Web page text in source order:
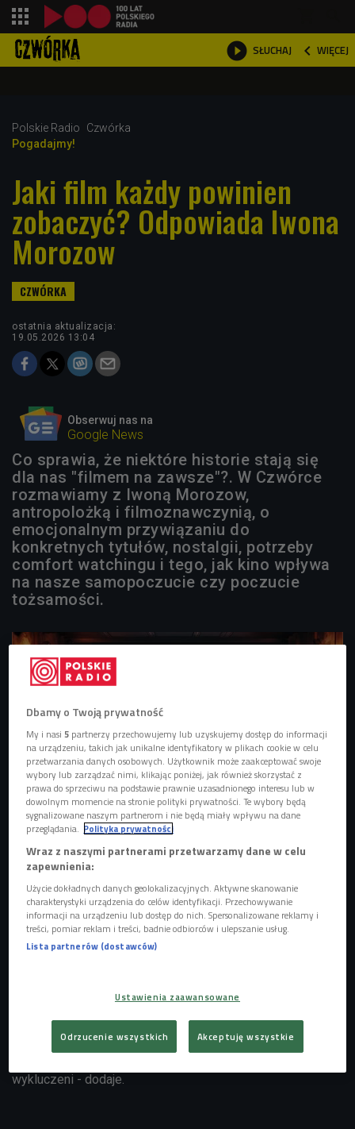
 SŁUCHAJ  WIĘCEJ

Polskie Radio
Czwórka
Pogadajmy!
Jaki film każdy powinien
zobaczyć? Odpowiada Iwona
Morozow
ostatnia aktualizacja:
19.05.2026 13:04
Obserwuj nas na
Google News
Co sprawia, że niektóre historie stają się
dla nas "filmem na zawsze"?. W Czwórce
rozmawiamy z Iwoną Morozow,
antropolożką i filmoznawczynią, o
emocjonalnym przywiązaniu do
konkretnych tytułów, nostalgii, potrzeby
comfort watchingu i tego, jak kino wpływa
na nasze samopoczucie czy poczucie
tożsamości.
Zdjęcie ilustracyjne Foto: Shutterstock
- Są takie filmy, które obejrzeć muszę, bo jest to pewnego
rodzaju kanon i wypada je znać. Jest też pewien przymus
społeczny i wydaje mi się, że to jest też ważne. Ja do dziś
nie obejrzałam ani nie przeczytałam Harry'ego Pottera. Jest
to absolutnie fenomen popkulturowy i w ogóle nie
popkulturze, ale też funkcjonować społecznie - mówi w
Czwórce Iwona Morozow. - Popkultura jest pewnego
rodzaju kodem komunikacyjnym, którego używamy na co
wykluczeni - dodaje.
Dbamy o Twoją prywatność
My i nasi5 partnerzy przechowujemy lub uzyskujemy dostęp do informacji
na urządzeniu, takich jak unikalne identyfikatory w plikach cookie w celu
przetwarzania danych osobowych. Użytkownik może zaakceptować swoje
wybory lub zarządzać nimi, klikając poniżej, jak również skorzystać z
prawa do sprzeciwu na podstawie prawnie uzasadnionego interesu lub w
dowolnym momencie na stronie polityki prywatności. Te wybory będą
sygnalizowane naszym partnerom i nie będą miały wpływu na dane
przeglądania. Polityka prywatności
Wraz z naszymi partnerami przetwarzamy dane w celu
zapewnienia:
Użycie dokładnych danych geolokalizacyjnych. Aktywne skanowanie
charakterystyki urządzenia do celów identyfikacji. Przechowywanie
informacji na urządzeniu lub dostęp do nich. Spersonalizowane reklamy i
treści, pomiar reklam i treści, badnie odbiorców i ulepszanie usług.
Lista partnerów (dostawców)
Ustawienia zaawansowane
Odrzucenie wszystkich Akceptuję wszystkie